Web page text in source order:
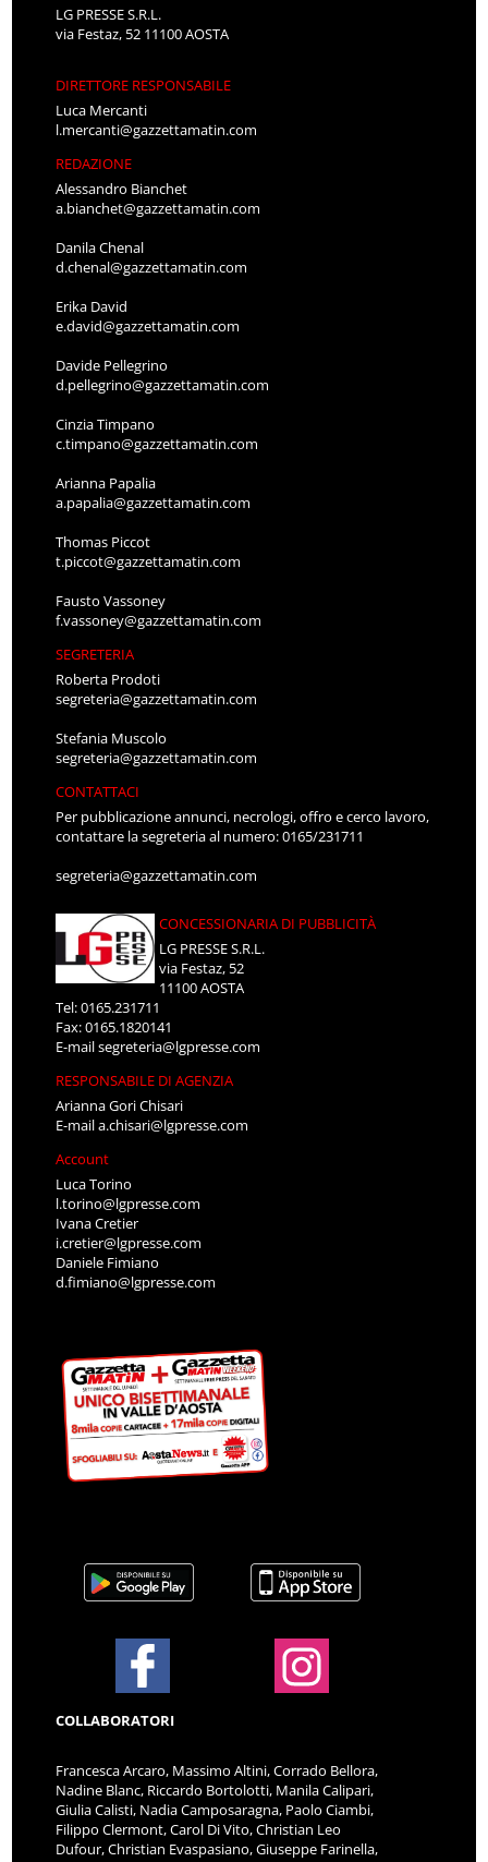
LG PRESSE S.R.L.
via Festaz, 52 11100 AOSTA
DIRETTORE RESPONSABILE
Luca Mercanti
l.mercanti@gazzettamatin.com
REDAZIONE
Alessandro Bianchet
a.bianchet@gazzettamatin.com
Danila Chenal
d.chenal@gazzettamatin.com
Erika David
e.david@gazzettamatin.com
Davide Pellegrino
d.pellegrino@gazzettamatin.com
Cinzia Timpano
c.timpano@gazzettamatin.com
Arianna Papalia
a.papalia@gazzettamatin.com
Thomas Piccot
t.piccot@gazzettamatin.com
Fausto Vassoney
f.vassoney@gazzettamatin.com
SEGRETERIA
Roberta Prodoti
segreteria@gazzettamatin.com
Stefania Muscolo
segreteria@gazzettamatin.com
CONTATTACI
Per pubblicazione annunci, necrologi, offro e cerco lavoro,
contattare la segreteria al numero: 0165/231711
segreteria@gazzettamatin.com
CONCESSIONARIA DI PUBBLICITÀ
LG PRESSE S.R.L.
via Festaz, 52
11100 AOSTA
Tel: 0165.231711
Fax: 0165.1820141
E-mailsegreteria@lgpresse.com
RESPONSABILE DI AGENZIA
Arianna Gori Chisari
E-maila.chisari@lgpresse.com
Account
Luca Torino
l.torino@lgpresse.com
Ivana Cretier
i.cretier@lgpresse.com
Daniele Fimiano
d.fimiano@lgpresse.com
COLLABORATORI
Francesca Arcaro, Massimo Altini, Corrado Bellora,
Nadine Blanc, Riccardo Bortolotti, Manila Calipari,
Giulia Calisti, Nadia Camposaragna, Paolo Ciambi,
Filippo Clermont, Carol Di Vito, Christian Leo
Dufour, Christian Evaspasiano, Giuseppe Farinella,